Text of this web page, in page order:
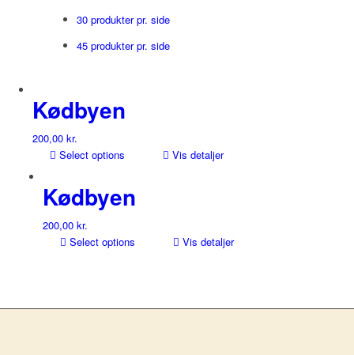
30 produkter pr. side
45 produkter pr. side
Kødbyen
200,00 kr.
Select options
Vis detaljer
Kødbyen
200,00 kr.
Select options
Vis detaljer